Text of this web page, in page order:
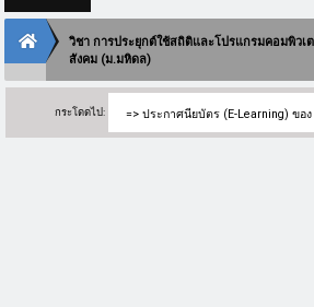
วิชา การประยุกต์ใช้สถิติและโปรแกรมคอมพิวเ
สังคม (ม.มหิดล)
กระโดดไป: